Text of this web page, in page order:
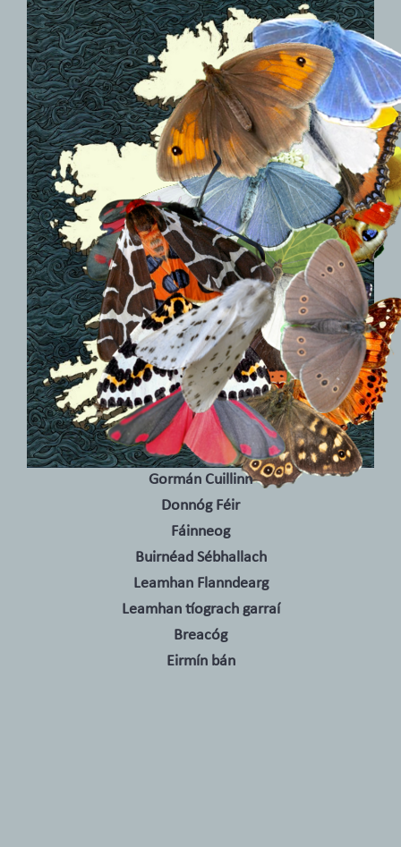
Gormán Cuillinn
Donnóg Féir
Fáinneog
Buirnéad Sébhallach
Leamhan Flanndearg
Leamhan tíograch garraí
Breacóg
Eirmín bán